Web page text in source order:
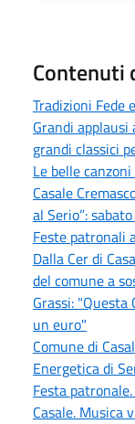
Contenuti
Tradizioni Fede
Grandi applausi
grandi classici
Le belle
Casale
al Serio”:
Feste patronali
Dalla Cer di
del comune a
Grassi:
un euro"
Comune di
Energetica di
Festa
Casale. Musica